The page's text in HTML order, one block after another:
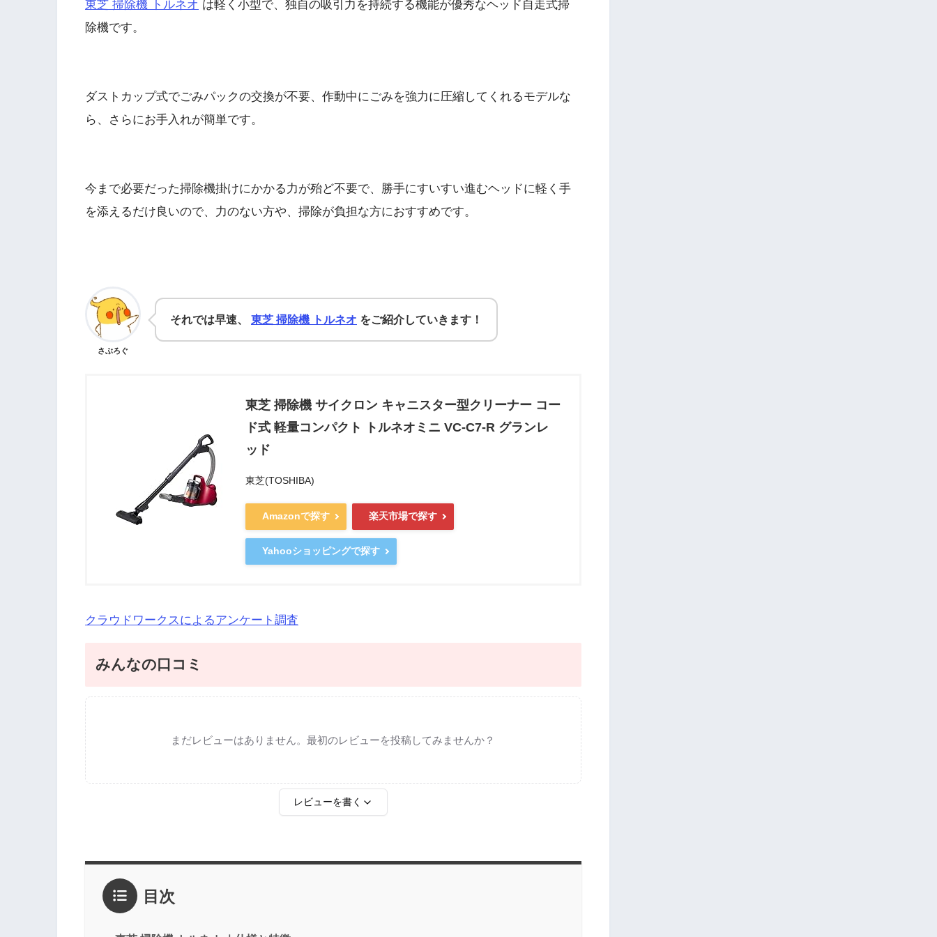
東芝 掃除機 トルネオ は軽く小型で、独自の吸引力を持続する機能が優秀なヘッド自走式掃
除機です。
ダストカップ式でごみパックの交換が不要、作動中にごみを強力に圧縮してくれるモデルな
ら、さらにお手入れが簡単です。
今まで必要だった掃除機掛けにかかる力が殆ど不要で、勝手にすいすい進むヘッドに軽く手
を添えるだけ良いので、力のない方や、掃除が負担な方におすすめです。
さぶろぐ
それでは早速、 東芝 掃除機 トルネオ をご紹介していきます！
東芝 掃除機 サイクロン キャニスター型クリーナー コー
ド式 軽量コンパクト トルネオミニ VC-C7-R グランレ
ッド
東芝(TOSHIBA)
Amazonで探す 楽天市場で探す
Yahooショッピングで探す
クラウドワークスによるアンケート調査
みんなの口コミ
まだレビューはありません。最初のレビューを投稿してみませんか？
レビューを書く
2点
1点
感想*
目次